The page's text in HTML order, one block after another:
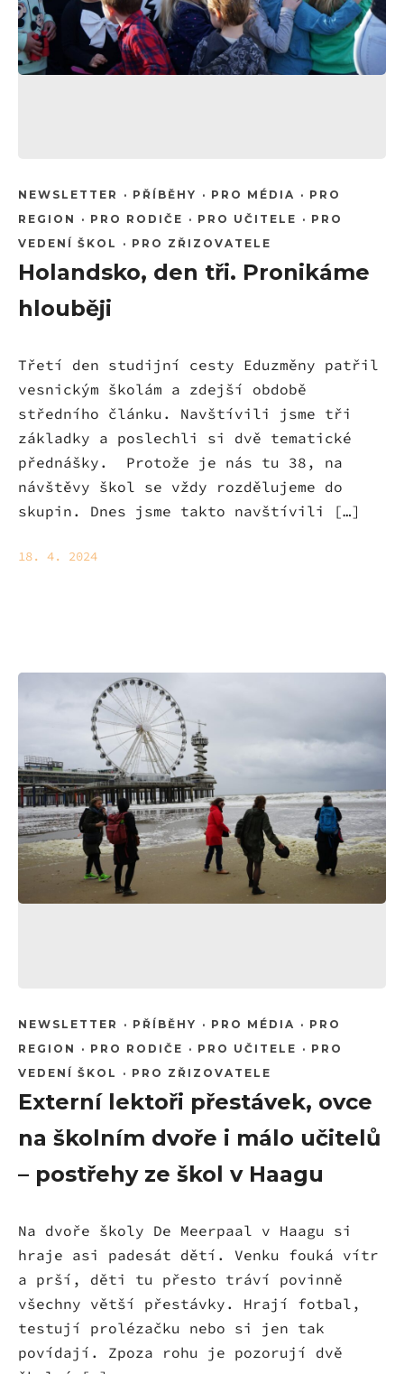
NEWSLETTER · PŘÍBĚHY · PRO MÉDIA · PRO
REGION
· PRO RODIČE · PRO UČITELE · PRO
VEDENÍ ŠKOL
· PRO ZŘIZOVATELE
Holandsko, den tři. Pronikáme
hlouběji
Třetí den studijní cesty Eduzměny patřil
vesnickým školám a zdejší obdobě
středního článku. Navštívili jsme tři
základky a poslechli si dvě tematické
přednášky. Protože je nás tu 38, na
návštěvy škol se vždy rozdělujeme do
skupin. Dnes jsme takto navštívili […]
18. 4. 2024
NEWSLETTER · PŘÍBĚHY · PRO MÉDIA · PRO
REGION
· PRO RODIČE · PRO UČITELE · PRO
VEDENÍ ŠKOL
· PRO ZŘIZOVATELE
Externí lektoři přestávek, ovce
na školním dvoře i málo učitelů
– postřehy ze škol v Haagu
Na dvoře školy De Meerpaal v Haagu si
hraje asi padesát dětí. Venku fouká vítr
a prší, děti tu přesto tráví povinně
všechny větší přestávky. Hrají fotbal,
testují prolézačku nebo si jen tak
povídají. Zpoza rohu je pozorují dvě